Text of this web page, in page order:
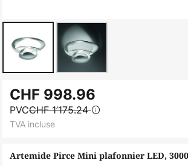
to
the
beginning
the
Artemide Pirce Mini plafonnier LED,
CHF 998.96
PVCCHF 1’175.24
TVA incluse